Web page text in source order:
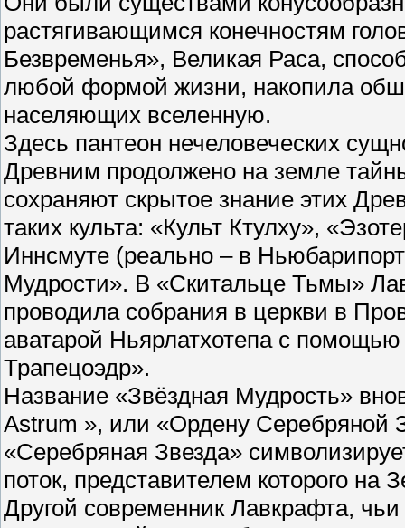
растягивающимся конечностям
Безвременья», Великая Раса,
любой формой жизни, накопила
населяющих вселенную.
Здесь пантеон нечеловеческих
Древним продолжено на земле
сохраняют скрытое знание этих
таких культа: «Культ Ктулху»,
Иннсмуте (реально – в
Мудрости». В «Скитальце Тьмы»
проводила собрания в церкви в
аватарой Ньярлатхотепа с
Трапецоэдр».
Название «Звёздная Мудрость»
Astrum », или «Ордену Серебряной
«Серебряная Звезда»
поток, представителем которого на
Другой современник Лавкрафта,